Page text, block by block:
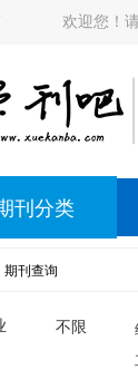
欢迎您！
刊分类
期刊查询
不限